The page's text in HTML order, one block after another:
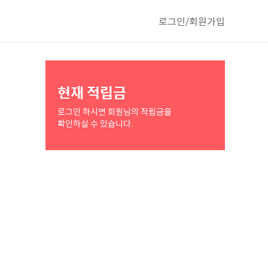
로그인/회원가입
현재 적립금
로그인 하시면 회원님의 적립금을
확인하실 수 있습니다.